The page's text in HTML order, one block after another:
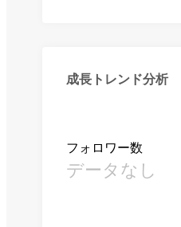
成長トレンド分析
フォロワー数
データなし